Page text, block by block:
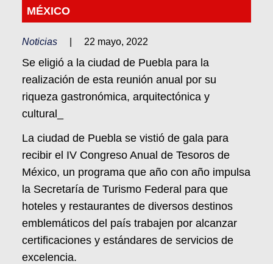
MÉXICO
Noticias 22 mayo, 2022
Se eligió a la ciudad de Puebla para la
realización de esta reunión anual por su
riqueza gastronómica, arquitectónica y
cultural_
La ciudad de Puebla se vistió de gala para
recibir el IV Congreso Anual de Tesoros de
México, un programa que año con año impulsa
la Secretaría de Turismo Federal para que
hoteles y restaurantes de diversos destinos
emblemáticos del país trabajen por alcanzar
certificaciones y estándares de servicios de
excelencia.